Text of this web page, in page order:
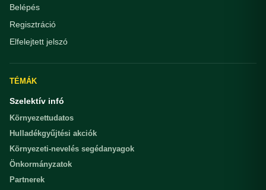
Belépés
Regisztráció
Elfelejtett jelszó
TÉMÁK
Szelektív infó
Környezettudatos
Hulladékgyűjtési akciók
Környezeti-nevelés segédanyagok
Önkormányzatok
Partnerek